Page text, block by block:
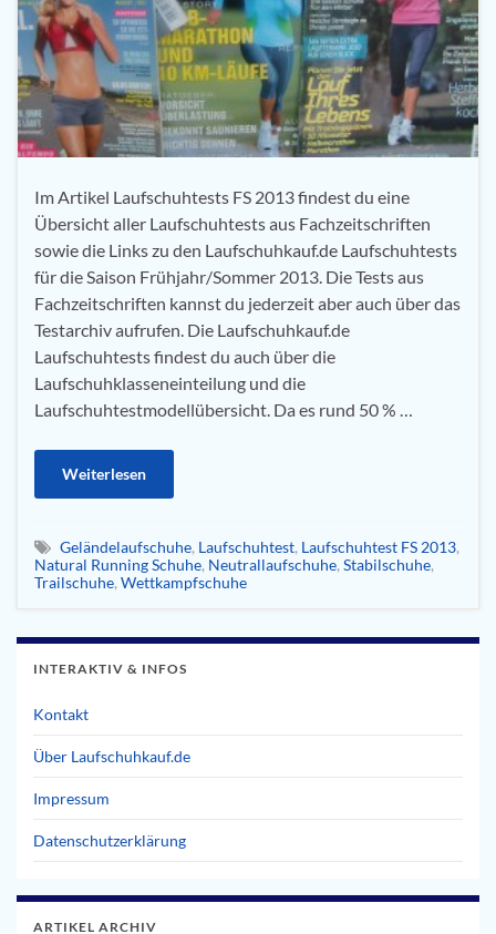
Im Artikel Laufschuhtests FS 2013 findest du eine
Übersicht aller Laufschuhtests aus Fachzeitschriften
sowie die Links zu den Laufschuhkauf.de Laufschuhtests
für die Saison Frühjahr/Sommer 2013. Die Tests aus
Fachzeitschriften kannst du jederzeit aber auch über das
Testarchiv aufrufen. Die Laufschuhkauf.de
Laufschuhtests findest du auch über die
Laufschuhklasseneinteilung und die
Laufschuhtestmodellübersicht. Da es rund 50 % …
Weiterlesen
Geländelaufschuhe, Laufschuhtest, Laufschuhtest FS 2013,
Natural Running Schuhe, Neutrallaufschuhe, Stabilschuhe,
Trailschuhe, Wettkampfschuhe
INTERAKTIV & INFOS
Kontakt
Über Laufschuhkauf.de
Impressum
Datenschutzerklärung
ARTIKEL ARCHIV